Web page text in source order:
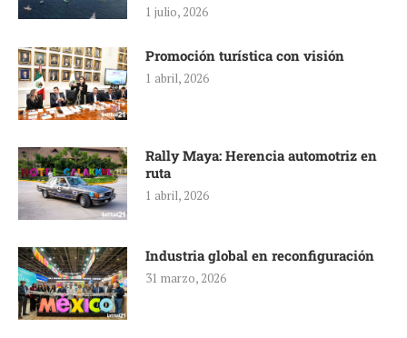
1 julio, 2026
Promoción turística con visión
1 abril, 2026
Rally Maya: Herencia automotriz en
ruta
1 abril, 2026
Industria global en reconfiguración
31 marzo, 2026